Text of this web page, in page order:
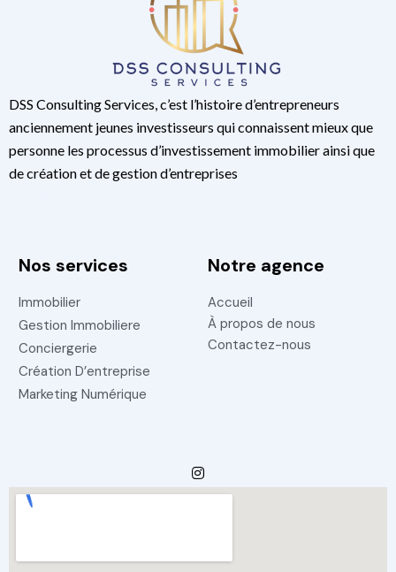
DSS Consulting Services, c’est l’histoire d’entrepreneurs
anciennement jeunes investisseurs qui connaissent mieux que
personne les processus d’investissement immobilier ainsi que
de création et de gestion d’entreprises
Nos services
Immobilier
Gestion Immobiliere
Conciergerie
Création D’entreprise
Marketing Numérique
Notre agence
Accueil
À propos de nous
Contactez-nous